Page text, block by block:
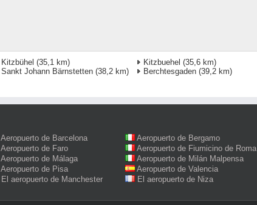
Kitzbühel (35,1 km) Kitzbuehel (35,6 km)
Sankt Johann Bärnstetten (38,2 km) Berchtesgaden (39,2 km)
Aeropuerto de Barcelona Aeropuerto de Bergamo
Aeropuerto de Faro Aeropuerto de Fiumicino de Roma
Aeropuerto de Málaga Aeropuerto de Milán Malpensa
Aeropuerto de Pisa Aeropuerto de Valencia
El aeropuerto de Manchester El aeropuerto de Niza